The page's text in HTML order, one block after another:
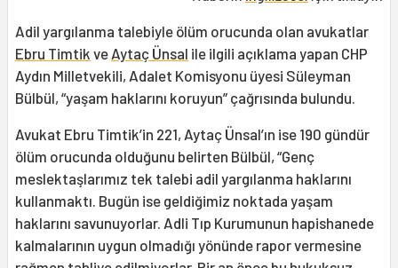
Adil yargılanma talebiyle ölüm orucunda olan avukatlar
Ebru Timtik ve Aytaç Ünsal ile ilgili açıklama yapan CHP
Aydın Milletvekili, Adalet Komisyonu üyesi Süleyman
Bülbül, “yaşam haklarını koruyun” çağrısında bulundu.
Avukat Ebru Timtik’in 221, Aytaç Ünsal’ın ise 190 gündür
ölüm orucunda olduğunu belirten Bülbül, “Genç
meslektaşlarımız tek talebi adil yargılanma haklarını
kullanmaktı. Bugün ise geldiğimiz noktada yaşam
haklarını savunuyorlar. Adli Tıp Kurumunun hapishanede
kalmalarının uygun olmadığı yönünde rapor vermesine